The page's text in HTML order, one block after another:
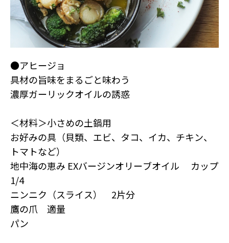
●アヒージョ
具材の旨味をまるごと味わう
濃厚ガーリックオイルの誘惑
＜材料＞小さめの土鍋用
お好みの具（貝類、エビ、タコ、イカ、チキン、
トマトなど）
地中海の恵み EXバージンオリーブオイル カップ
1/4
ニンニク（スライス） 2片分
鷹の爪 適量
パン